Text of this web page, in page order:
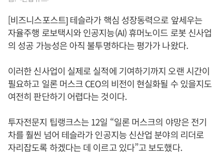
[비즈니스포스트] 테슬라가 핵심 성장동력으로 앞세우는
자율주행 로보택시와 인공지능(AI) 휴머노이드 로봇 신사업
의 성공 가능성은 아직 불투명하다는 평가가 나왔다.
이러한 신사업이 실제로 실적에 기여하기까지 오랜 시간이
필요하고 일론 머스크 CEO의 비전이 현실화될 수 있을지도
여전히 판단하기 어렵다는 것이다.
투자전문지 팁랭크스는 12일 “일론 머스크의 야망은 전기
차를 훨씬 넘어 테슬라가 인공지능 신산업 분야의 리더로
자리잡도록 하겠다는 데 이르고 있다”고 보도했다.